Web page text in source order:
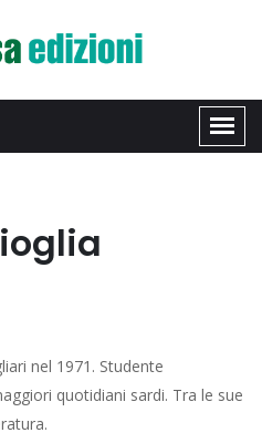
nel 1971. Studente
quotidiani sardi. Tra le sue